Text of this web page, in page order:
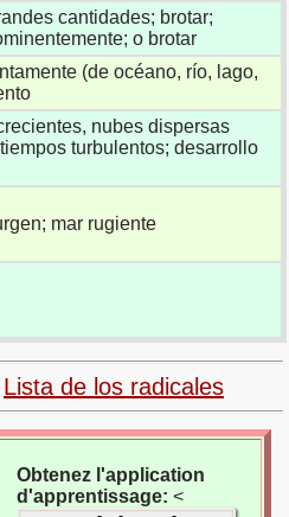
cantidades; brotar;
o brotar
(de océano, río, lago,
nubes dispersas
turbulentos; desarrollo
mar rugiente
Lista de los radicales
Obtenez l'application
d'apprentissage: <